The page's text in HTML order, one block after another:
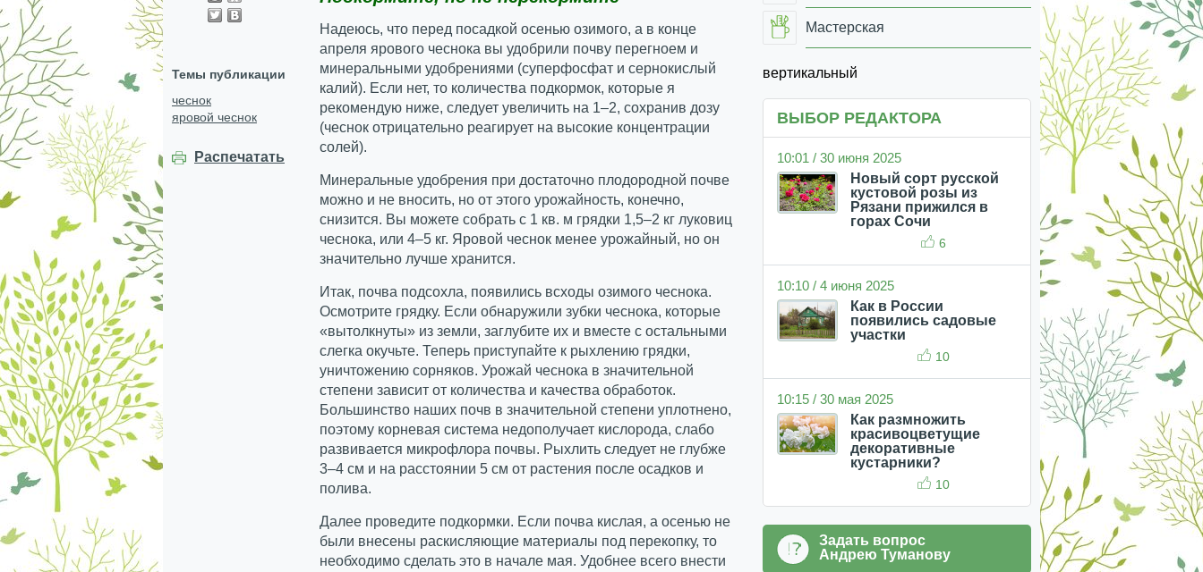
Темы публикации
чеснок
яровой чеснок
Распечатать
Надеюсь, что перед посадкой осенью озимого, а в конце
апреля ярового чеснока вы удобрили почву перегноем и
минеральными удобрениями (суперфосфат и сернокислый
калий). Если нет, то количества подкормок, которые я
рекомендую ниже, следует увеличить на 1–2, сохранив дозу
(чеснок отрицательно реагирует на высокие концентрации
солей).
Минеральные удобрения при достаточно плодородной почве
можно и не вносить, но от этого урожайность, конечно,
снизится. Вы можете собрать с 1 кв. м грядки 1,5–2 кг луковиц
чеснока, или 4–5 кг. Яровой чеснок менее урожайный, но он
значительно лучше хранится.
Итак, почва подсохла, появились всходы озимого чеснока.
Осмотрите грядку. Если обнаружили зубки чеснока, которые
«вытолкнуты» из земли, заглубите их и вместе с остальными
слегка окучьте. Теперь приступайте к рыхлению грядки,
уничтожению сорняков. Урожай чеснока в значительной
степени зависит от количества и качества обработок.
Большинство наших почв в значительной степени уплотнено,
поэтому корневая система недополучает кислорода, слабо
развивается микрофлора почвы. Рыхлить следует не глубже
3–4 см и на расстоянии 5 см от растения после осадков и
полива.
Далее проведите подкормки. Если почва кислая, а осенью не
были внесены раскисляющие материалы под перекопку, то
необходимо сделать это в начале мая. Удобнее всего внести
Мастерская
вертикальный
ВЫБОР РЕДАКТОРА
10:01 / 30 июня 2025
Новый сорт русской
кустовой розы из
Рязани прижился в
горах Сочи
6
10:10 / 4 июня 2025
Как в России
появились садовые
участки
10
10:15 / 30 мая 2025
Как размножить
красивоцветущие
декоративные
кустарники?
10
Задать вопрос
Андрею Туманову